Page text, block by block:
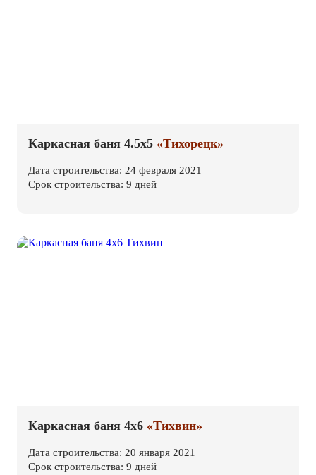
Каркасная баня 4.5х5 «Тихорецк»
Дата строительства: 24 февраля 2021
Срок строительства: 9 дней
Каркасная баня 4х6 «Тихвин»
Дата строительства: 20 января 2021
Срок строительства: 9 дней